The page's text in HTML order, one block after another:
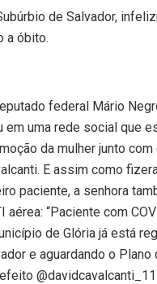
de Salvador,
a óbito.
federal Mário
em uma rede social que
da mulher junto
E assim como
paciente, a senhora
aérea: “Paciente com
de Glória já está
e aguardando o Plano